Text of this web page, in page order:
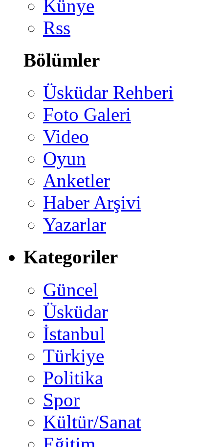
Künye
Rss
Bölümler
Üsküdar Rehberi
Foto Galeri
Video
Oyun
Anketler
Haber Arşivi
Yazarlar
Kategoriler
Güncel
Üsküdar
İstanbul
Türkiye
Politika
Spor
Kültür/Sanat